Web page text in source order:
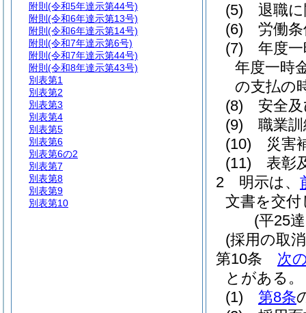
(5)
退職
(6)
労働
(7)
年度
年度一時
の支払の
(8)
安全
(9)
職業
(10)
災害
(11)
表彰
2
明示は、
文書を交
(平25
(採用の取
第10条
次
とがある。
(1)
第8条
附則 (令和5年達示第44号)
附則 (令和6年達示第13号)
附則 (令和6年達示第14号)
附則 (令和7年達示第6号)
附則 (令和7年達示第44号)
附則 (令和8年達示第43号)
別表第1
別表第2
別表第3
別表第4
別表第5
別表第6
別表第6の2
別表第7
別表第8
別表第9
別表第10